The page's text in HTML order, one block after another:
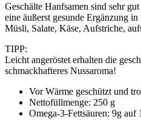
Geschälte Hanfsamen sind sehr
eine äußerst gesunde Ergänzung
Müsli, Salate, Käse, Aufstriche,
TIPP:
Leicht angeröstet erhalten die
schmackhafteres Nussaroma!
Vor Wärme geschützt und
Nettofüllmenge: 250 g
Omega-3-Fettsäuren: 9g auf